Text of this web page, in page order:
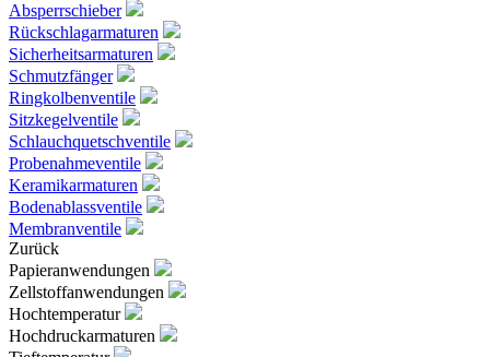
Absperrschieber
Rückschlagarmaturen
Sicherheitsarmaturen
Schmutzfänger
Ringkolbenventile
Sitzkegelventile
Schlauchquetschventile
Probenahmeventile
Keramikarmaturen
Bodenablassventile
Membranventile
Zurück
Papieranwendungen
Zellstoffanwendungen
Hochtemperatur
Hochdruckarmaturen